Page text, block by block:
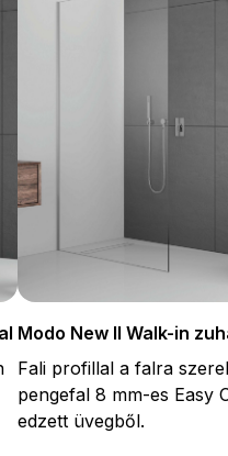
Modo New II Walk-in
Fali profillal a falra
pengefal 8 mm-es Easy
edzett üvegből.